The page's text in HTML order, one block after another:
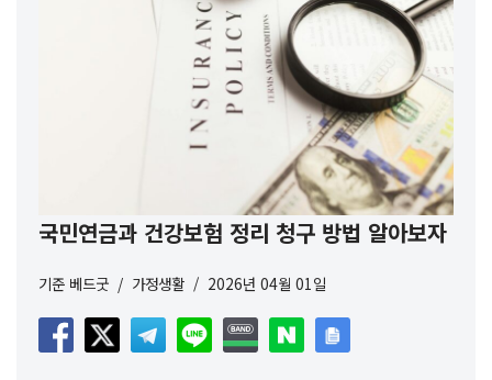
국민연금과 건강보험 정리 청구 방법 알아보자
기준 베드굿 가정생활 2026년 04월 01일